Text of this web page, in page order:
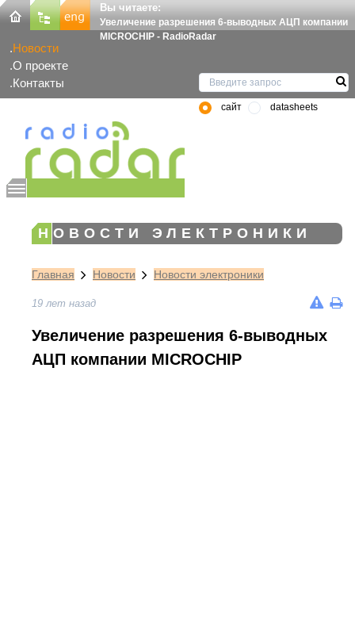
Вы читаете:
Увеличение разрешения 6-выводных АЦП компании
MICROCHIP - RadioRadar
Новости
О проекте
Контакты
сайт datasheets
НОВОСТИ ЭЛЕКТРОНИКИ
Главная Новости Новости электроники
19 лет назад
Увеличение разрешения 6-выводных
АЦП компании MICROCHIP